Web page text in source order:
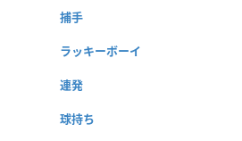
捕手
ラッキーボーイ
連発
球持ち